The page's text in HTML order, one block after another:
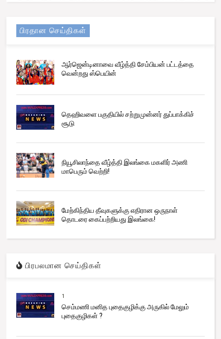
பிரதான செய்திகள்
ஆர்ஜென்டினாவை வீழ்த்தி சேம்பியன் பட்டத்தை
வென்றது ஸ்பெயின்
தெஹிவளை பகுதியில் சற்றுமுன்னர் துப்பாக்கிச்
சூடு
நியூசிலாந்தை வீழ்த்தி இலங்கை மகளிர் அணி
மாபெரும் வெற்றி!
மேற்கிந்திய தீவுகளுக்கு எதிரான ஒருநாள்
தொடரை கைப்பற்றியது இலங்கை!
பிரபலமான செய்திகள்
1
செம்மணி மனித புதைகுழிக்கு அருகில் மேலும்
புதைகுழிகள் ?